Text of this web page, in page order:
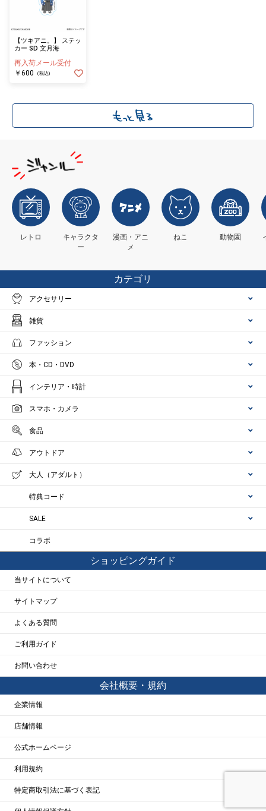
【ツキアニ。】 ステッ
カー SD 文月海
再入荷メール受付
￥600
(税込)
レトロ
キャラクタ
ー
漫画・アニ
メ
ねこ 動物園
カテゴリ
アクセサリー
雑貨
ファッション
本・CD・DVD
インテリア・時計
スマホ・カメラ
食品
アウトドア
大人（アダルト）
特典コード
SALE
コラボ
ショッピングガイド
当サイトについて
サイトマップ
よくある質問
ご利用ガイド
お問い合わせ
会社概要・規約
企業情報
店舗情報
公式ホームページ
利用規約
特定商取引法に基づく表記